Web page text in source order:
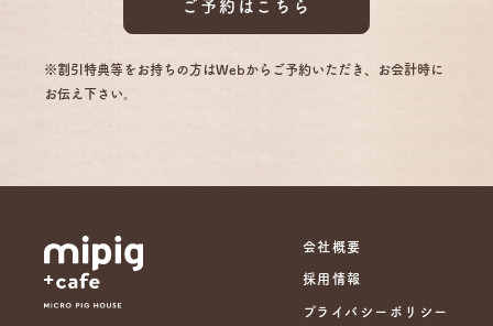
ご予約はこちら
※割引特典等をお持ちの方はWebからご予約いただき、お会計時に
お伝え下さい。
会社概要
採用情報
プライバシーポリシー